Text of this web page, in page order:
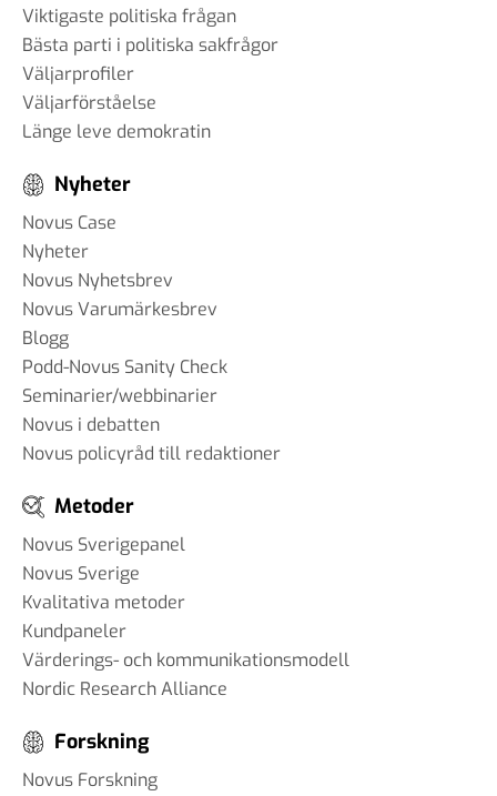
Viktigaste politiska frågan
Bästa parti i politiska sakfrågor
Väljarprofiler
Väljarförståelse
Länge leve demokratin
Nyheter
Novus Case
Nyheter
Novus Nyhetsbrev
Novus Varumärkesbrev
Blogg
Podd-Novus Sanity Check
Seminarier/webbinarier
Novus i debatten
Novus policyråd till redaktioner
Metoder
Novus Sverigepanel
Novus Sverige
Kvalitativa metoder
Kundpaneler
Värderings- och kommunikationsmodell
Nordic Research Alliance
Forskning
Novus Forskning